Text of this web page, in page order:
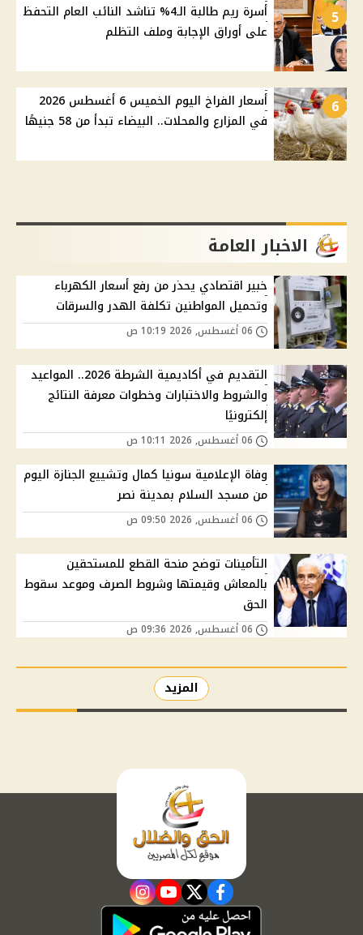
5
أسرة ريم طالبة الـ4% تناشد النائب العام التحفظ
على أوراق الإجابة وملف التظلم
6
أسعار الفراخ اليوم الخميس 6 أغسطس 2026
في المزارع والمحلات.. البيضاء تبدأ من 58 جنيهًا
الاخبار العامة
خبير اقتصادي يحذر من رفع أسعار الكهرباء
وتحميل المواطنين تكلفة الهدر والسرقات
التقديم في أكاديمية الشرطة 2026.. المواعيد
والشروط والاختبارات وخطوات معرفة النتائج
إلكترونيًا
وفاة الإعلامية سونيا كمال وتشييع الجنازة اليوم
من مسجد السلام بمدينة نصر
التأمينات توضح منحة القطع للمستحقين
بالمعاش وقيمتها وشروط الصرف وموعد سقوط
الحق
المزيد
facebook
twitter
youtube
instagram